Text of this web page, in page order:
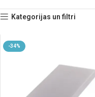
Kategorijas un filtri
-34%